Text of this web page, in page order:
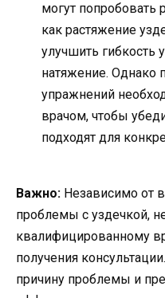
могут попробовать
как растяжение
улучшить гибкость
натяжение. Однако
упражнений
врачом, чтобы
подходят для
Важно: Независимо от
проблемы с уздечкой,
квалифицированному
получения
причину проблемы и